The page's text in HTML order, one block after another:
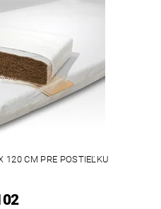
120 CM PRE POSTIEĽKU